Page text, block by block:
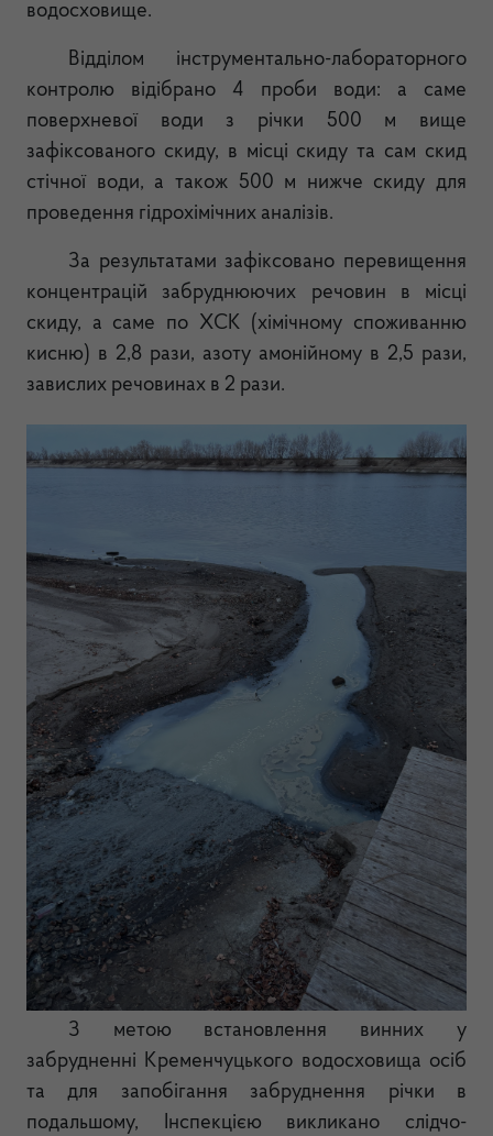
водосховище.
Відділом інструментально-лабораторного
контролю відібрано 4 проби води: а саме
поверхневої води з річки 500 м вище
зафіксованого скиду, в місці скиду та сам скид
стічної води, а також 500 м нижче скиду для
проведення гідрохімічних аналізів.
За результатами зафіксовано перевищення
концентрацій забруднюючих речовин в місці
скиду, а саме по ХСК (хімічному споживанню
кисню) в 2,8 рази, азоту амонійному в 2,5 рази,
завислих речовинах в 2 рази.
З метою встановлення винних у
забрудненні Кременчуцького водосховища осіб
та для запобігання забруднення річки в
подальшому, Інспекцією викликано слідчо-